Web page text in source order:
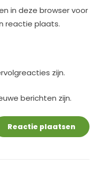
in deze browser voor
reactie plaats.
zijn.
berichten zijn.